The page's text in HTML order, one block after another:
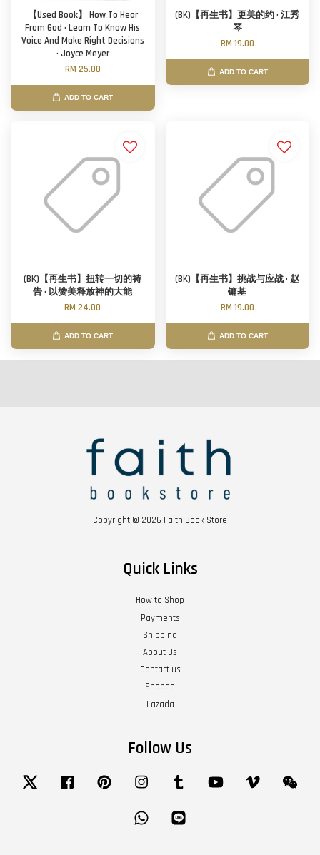
【Used Book】 How To Hear
From God · Learn To Know His
Voice And Make Right Decisions
· Joyce Meyer
RM 25.00
ADD TO CART
(BK)【再生书】更美的约 · 江秀
琴
RM 19.00
ADD TO CART
(BK)【再生书】扭转一切的祷
告 · 以赞美释放神的大能
RM 24.00
ADD TO CART
(BK)【再生书】挑战与应战 · 赵
镛基
RM 19.00
ADD TO CART
Copyright © 2026 Faith Book Store
Quick Links
How to Shop
Payments
Shipping
About Us
Contact us
Shopee
Lazada
Follow Us
Twitter Facebook Pinterest Instagram Tumblr YouTube Vimeo
Whatsapp